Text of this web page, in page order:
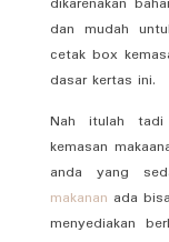
dan mudah
cetak box
dasar kertas ini.
Nah itulah tadi
kemasan
anda yang
makanan ada
menyediakan